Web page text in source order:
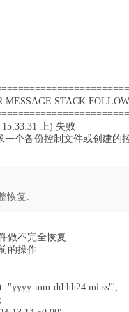
MESSAGE STACK
上) 失败
一个备份控制文件或创建的
恢复.
做不完全恢复
的操作
mm-dd hh24:mi:ss"';